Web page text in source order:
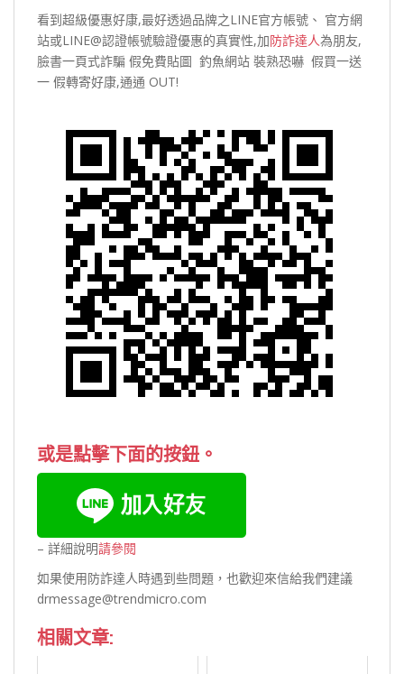
看到超級優惠好康,最好透過品牌之LINE官方帳號、 官方網
站或LINE@認證帳號驗證優惠的真實性,加防詐達人為朋友,
臉書一頁式詐騙 假免費貼圖 釣魚網站 裝熟恐嚇 假買一送
一 假轉寄好康,通通 OUT!
或是點擊下面的按鈕。
– 詳細說明請參閱
如果使用防詐達人時遇到些問題，也歡迎來信給我們建議
drmessage@trendmicro.com
相關文章: